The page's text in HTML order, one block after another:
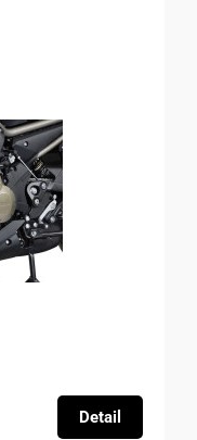
Detail